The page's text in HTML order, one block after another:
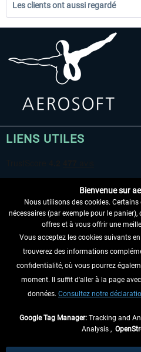
Les clients ont aussi regardé
LIENS UTILES
RENONCER AU CONTRAT ICI
INFORMATIONS
NE MANQUEZ PAS LES
Bienvenue sur
Nous utilisons des cookies.
nécessaires (par exemple pour le
offres et à vous offrir une
Vous acceptez les cookies suivants
trouverez des informations
confidentialité, où vous pourrez
moment. Il suffit d'aller à la page
données. Consultez notre
Google Tag Manager: Tracking and
Analysis ,